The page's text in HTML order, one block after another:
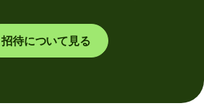
招待について見る